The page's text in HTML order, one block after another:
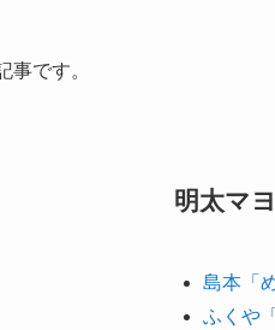
事です。
明太マ
島本「
ふくや